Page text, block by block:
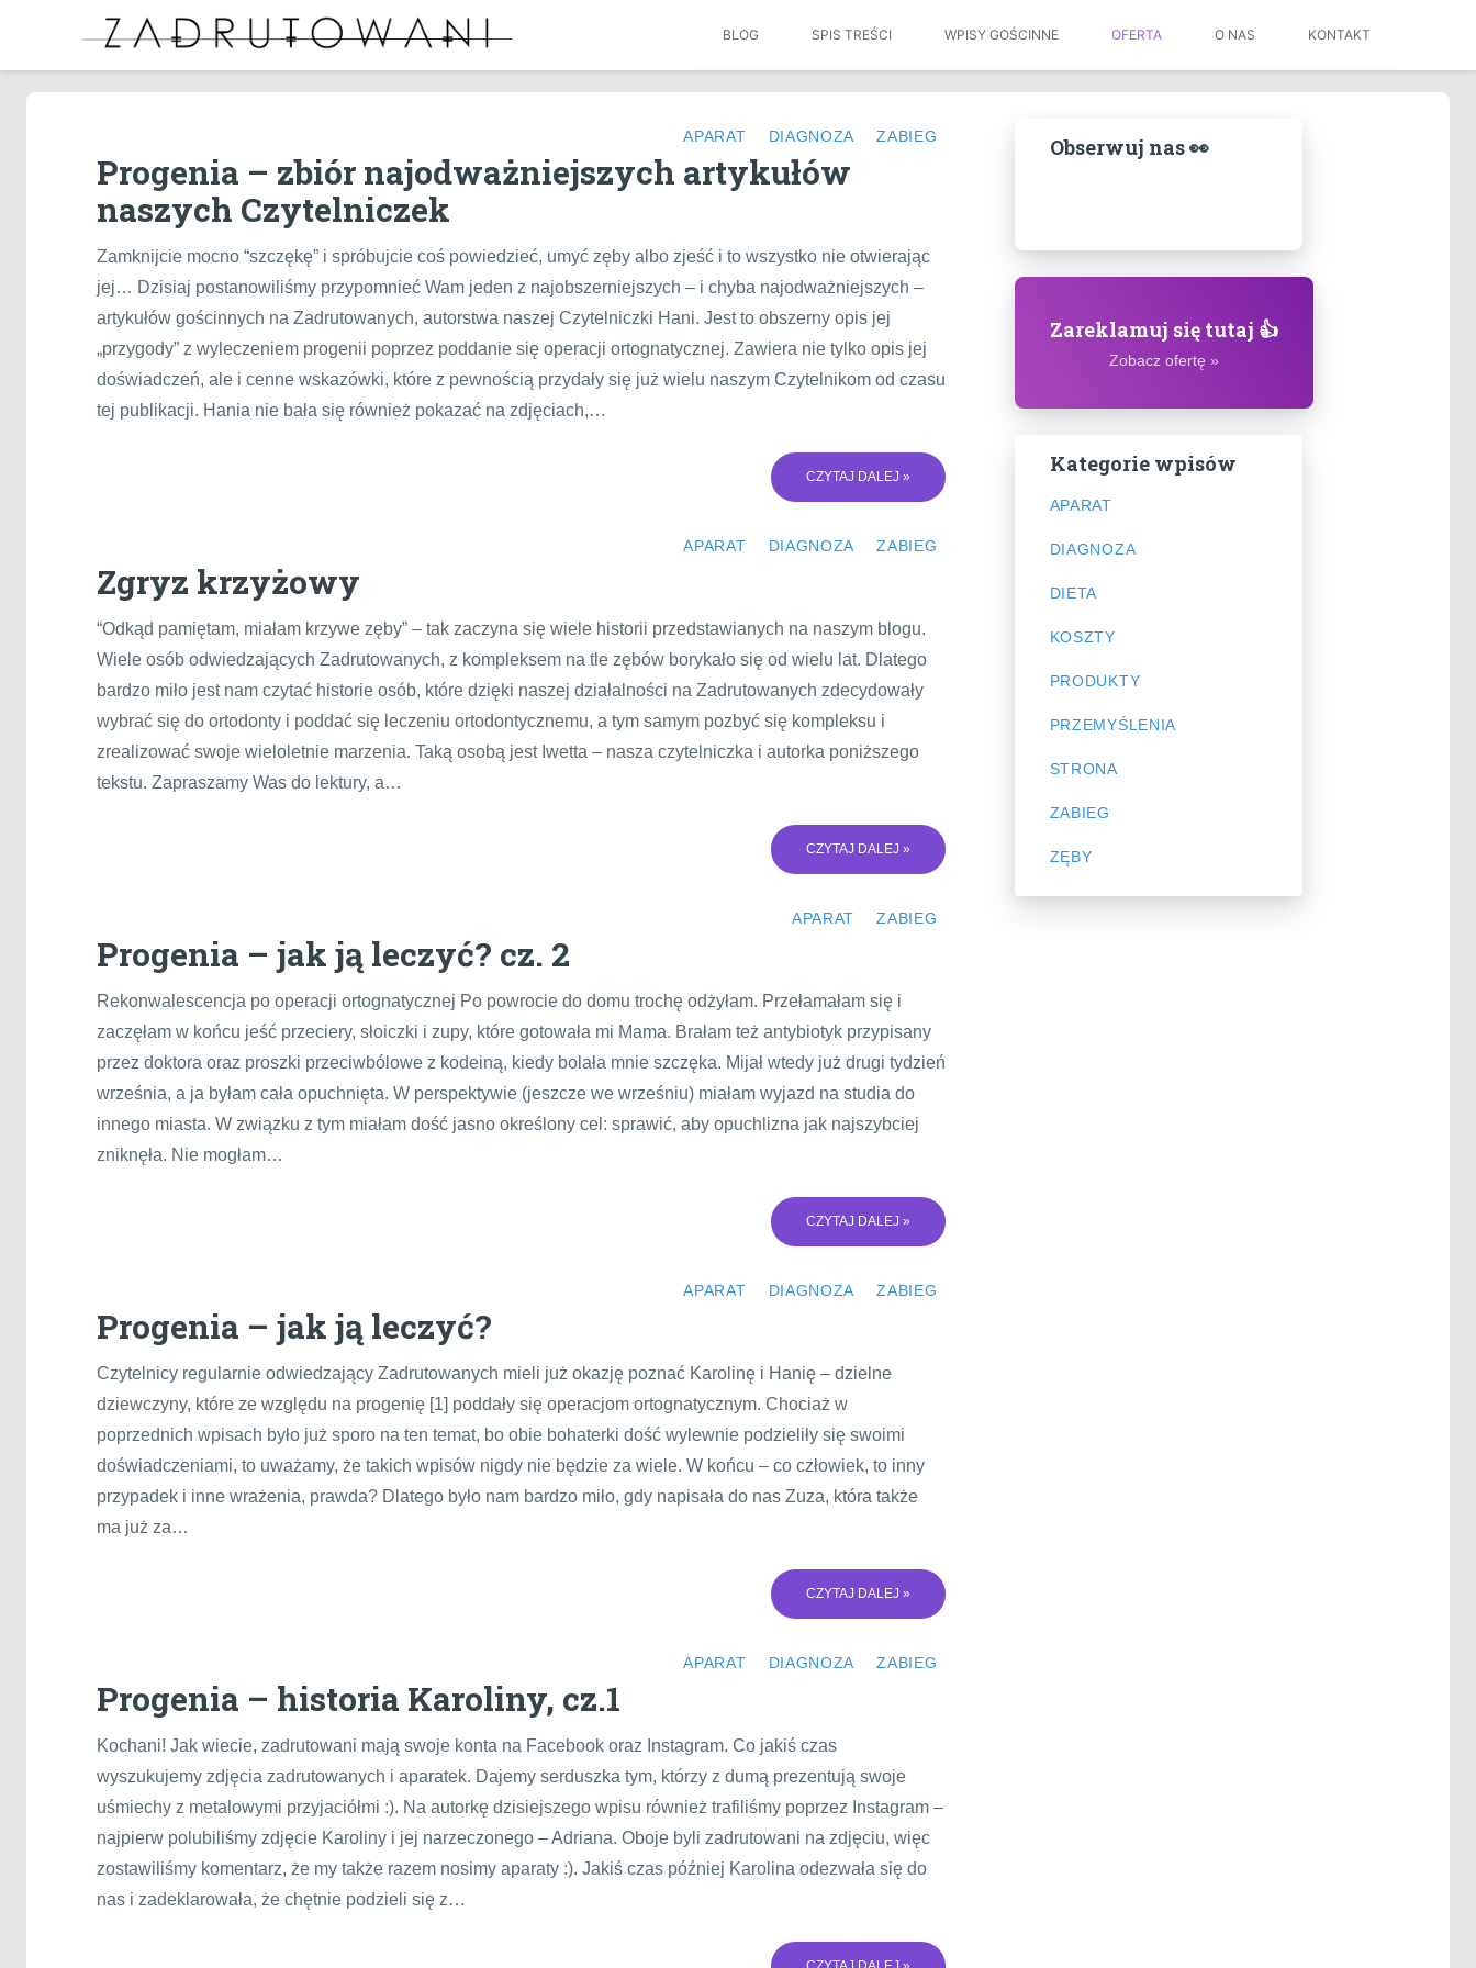
BLOG SPIS TREŚCI WPISY GOŚCINNE OFERTA O NAS KONTAKT
APARAT DIAGNOZA ZABIEG
Progenia – zbiór najodważniejszych artykułów
naszych Czytelniczek
Zamknijcie mocno “szczękę” i spróbujcie coś powiedzieć, umyć zęby albo zjeść i to wszystko nie otwierając
jej… Dzisiaj postanowiliśmy przypomnieć Wam jeden z najobszerniejszych – i chyba najodważniejszych –
artykułów gościnnych na Zadrutowanych, autorstwa naszej Czytelniczki Hani. Jest to obszerny opis jej
„przygody” z wyleczeniem progenii poprzez poddanie się operacji ortognatycznej. Zawiera nie tylko opis jej
doświadczeń, ale i cenne wskazówki, które z pewnością przydały się już wielu naszym Czytelnikom od czasu
tej publikacji. Hania nie bała się również pokazać na zdjęciach,…
CZYTAJ DALEJ »
APARAT DIAGNOZA ZABIEG
Zgryz krzyżowy
“Odkąd pamiętam, miałam krzywe zęby” – tak zaczyna się wiele historii przedstawianych na naszym blogu.
Wiele osób odwiedzających Zadrutowanych, z kompleksem na tle zębów borykało się od wielu lat. Dlatego
bardzo miło jest nam czytać historie osób, które dzięki naszej działalności na Zadrutowanych zdecydowały
wybrać się do ortodonty i poddać się leczeniu ortodontycznemu, a tym samym pozbyć się kompleksu i
zrealizować swoje wieloletnie marzenia. Taką osobą jest Iwetta – nasza czytelniczka i autorka poniższego
tekstu. Zapraszamy Was do lektury, a…
CZYTAJ DALEJ »
APARAT ZABIEG
Progenia – jak ją leczyć? cz. 2
Rekonwalescencja po operacji ortognatycznej Po powrocie do domu trochę odżyłam. Przełamałam się i
zaczęłam w końcu jeść przeciery, słoiczki i zupy, które gotowała mi Mama. Brałam też antybiotyk przypisany
przez doktora oraz proszki przeciwbólowe z kodeiną, kiedy bolała mnie szczęka. Mijał wtedy już drugi tydzień
września, a ja byłam cała opuchnięta. W perspektywie (jeszcze we wrześniu) miałam wyjazd na studia do
innego miasta. W związku z tym miałam dość jasno określony cel: sprawić, aby opuchlizna jak najszybciej
zniknęła. Nie mogłam…
CZYTAJ DALEJ »
APARAT DIAGNOZA ZABIEG
Progenia – jak ją leczyć?
Czytelnicy regularnie odwiedzający Zadrutowanych mieli już okazję poznać Karolinę i Hanię – dzielne
dziewczyny, które ze względu na progenię [1] poddały się operacjom ortognatycznym. Chociaż w
poprzednich wpisach było już sporo na ten temat, bo obie bohaterki dość wylewnie podzieliły się swoimi
doświadczeniami, to uważamy, że takich wpisów nigdy nie będzie za wiele. W końcu – co człowiek, to inny
przypadek i inne wrażenia, prawda? Dlatego było nam bardzo miło, gdy napisała do nas Zuza, która także
ma już za…
CZYTAJ DALEJ »
APARAT DIAGNOZA ZABIEG
Progenia – historia Karoliny, cz.1
Kochani! Jak wiecie, zadrutowani mają swoje konta na Facebook oraz Instagram. Co jakiś czas
wyszukujemy zdjęcia zadrutowanych i aparatek. Dajemy serduszka tym, którzy z dumą prezentują swoje
uśmiechy z metalowymi przyjaciółmi :). Na autorkę dzisiejszego wpisu również trafiliśmy poprzez Instagram –
najpierw polubiliśmy zdjęcie Karoliny i jej narzeczonego – Adriana. Oboje byli zadrutowani na zdjęciu, więc
zostawiliśmy komentarz, że my także razem nosimy aparaty :). Jakiś czas później Karolina odezwała się do
nas i zadeklarowała, że chętnie podzieli się z…
Obserwuj nas 👀
Zareklamuj się tutaj 👍
Zobacz ofertę »
Kategorie wpisów
APARAT
DIAGNOZA
DIETA
KOSZTY
PRODUKTY
PRZEMYŚLENIA
STRONA
ZABIEG
ZĘBY